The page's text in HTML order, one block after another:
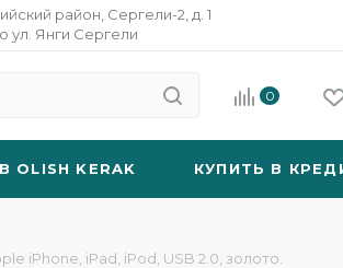
район, Сергели-2, д. 1
ул. Янги Сергели
0
OLISH KERAK КУПИТЬ В
iPhone, iPad, iPod, USB 2.0, золото.